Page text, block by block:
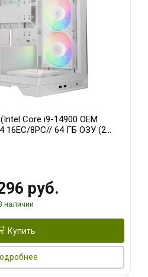
Core i9-14900 OEM
16EC/8PC// 64 ГБ ОЗУ (2
XTREME WATERFORCE
руб.
наличии
Купить